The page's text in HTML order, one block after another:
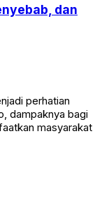
dan
perhatian
dampaknya bagi
masyarakat